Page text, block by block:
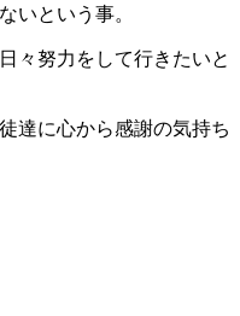
いという事。
々努力をして行きたいと
達に心から感謝の気持ち